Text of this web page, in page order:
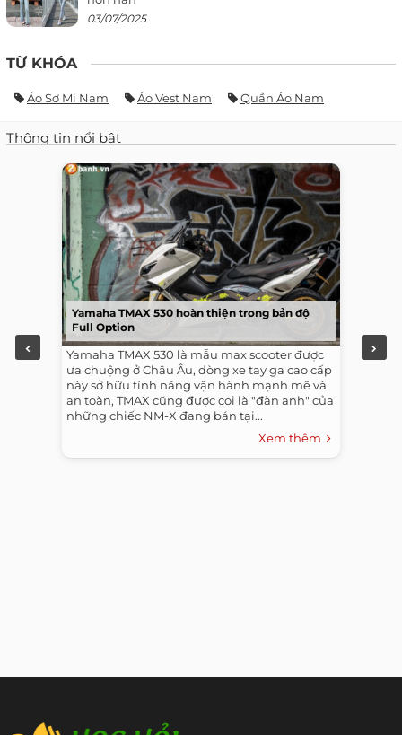
03/07/2025
TỪ KHÓA
Áo Sơ Mi Nam Áo Vest Nam Quần Áo Nam
Thông tin nổi bật
Yamaha TMAX 530 hoàn thiện trong bản độ
Full Option
Yamaha TMAX 530 là mẫu max scooter được
ưa chuộng ở Châu Âu, dòng xe tay ga cao cấp
này sở hữu tính năng vận hành mạnh mẽ và
an toàn, TMAX cũng được coi là "đàn anh" của
những chiếc NM-X đang bán tại...
Xem thêm